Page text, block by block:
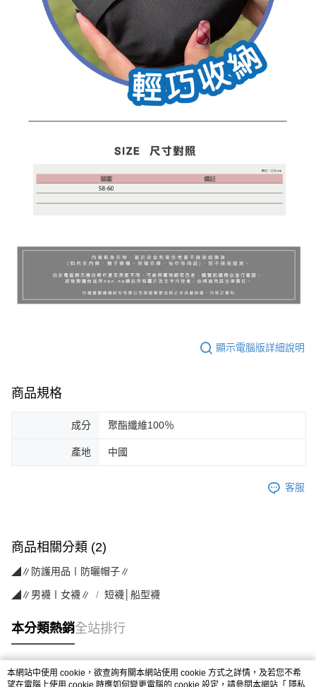
顯示電腦版詳細說明
商品規格
成分 聚酯纖維100％
產地 中國
客服
商品相關分類 (2)
◢∥防護用品〡防曬帽子∥
◢∥男襪〡女襪∥ 短襪│船型襪
本分類熱銷全站排行
熱門標籤
本網站中使用 cookie，欲查詢有關本網站使用 cookie 方式之詳情，及若您不希
望在電腦上使用 cookie 時應如何變更電腦的 cookie 設定，請參閱本網站「 隱私